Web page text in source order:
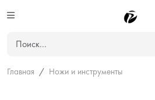
Главная Ножи и инструменты